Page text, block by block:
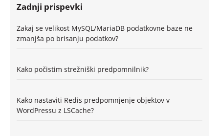
Zadnji prispevki
Zakaj se velikost MySQL/MariaDB podatkovne baze ne
zmanjša po brisanju podatkov?
Kako počistim strežniški predpomnilnik?
Kako nastaviti Redis predpomnjenje objektov v
WordPressu z LSCache?